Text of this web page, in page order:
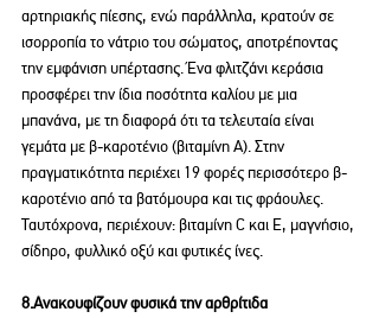
αρτηριακής πίεσης, ενώ παράλληλα, κρατούν σε
ισορροπία το νάτριο του σώματος, αποτρέποντας
την εμφάνιση υπέρτασης. Ένα φλιτζάνι κεράσια
προσφέρει την ίδια ποσότητα καλίου με μια
μπανάνα, με τη διαφορά ότι τα τελευταία είναι
γεμάτα με β-καροτένιο (βιταμίνη Α). Στην
πραγματικότητα περιέχει 19 φορές περισσότερο β-
καροτένιο από τα βατόμουρα και τις φράουλες.
Ταυτόχρονα, περιέχουν: βιταμίνη C και E, μαγνήσιο,
σίδηρο, φυλλικό οξύ και φυτικές ίνες.
8.Ανακουφίζουν φυσικά την αρθρίτιδα